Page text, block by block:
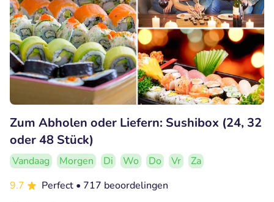
Zum Abholen oder Liefern: Sushibox (24, 32
oder 48 Stück)
Vandaag Morgen Di Wo Do Vr
Za
9.7
Perfect • 717 beoordelingen